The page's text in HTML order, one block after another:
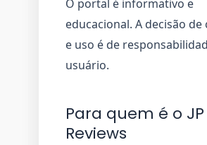
O portal é informativo e
educacional. A decisão de
e uso é de
usuário.
Para quem é o JP
Reviews